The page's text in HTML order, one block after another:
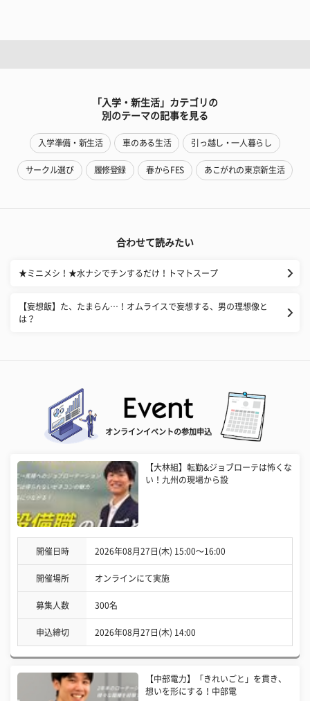
「入学・新生活」カテゴリの
別のテーマの記事を見る
入学準備・新生活 車のある生活 引っ越し・一人暮らし
サークル選び 履修登録 春からFES あこがれの東京新生活
合わせて読みたい
★ミニメシ！★水ナシでチンするだけ！トマトスープ
【妄想飯】た、たまらん…！オムライスで妄想する、男の理想像と
は？
オンラインイベントの参加申込
【大林組】転勤&ジョブローテは怖くな
い！九州の現場から設
開催日時 2026年08月27日(木) 15:00〜16:00
開催場所 オンラインにて実施
募集人数 300名
申込締切 2026年08月27日(木) 14:00
【中部電力】「きれいごと」を貫き、
想いを形にする！中部電